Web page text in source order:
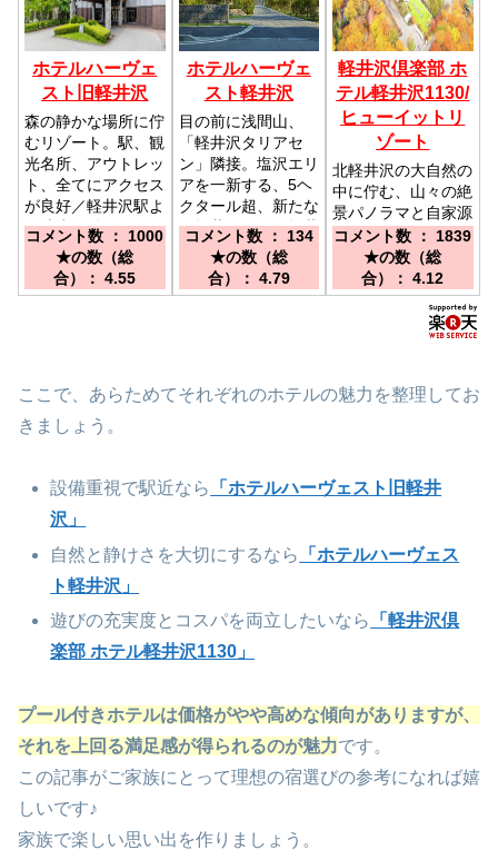
ホテルハーヴェ
スト旧軽井沢
森の静かな場所に佇
むリゾート。駅、観
光名所、アウトレッ
ト、全てにアクセス
が良好／軽井沢駅よ
り徒歩11分
コメント数 ： 1000
★の数（総
合）： 4.55
ホテルハーヴェ
スト軽井沢
目の前に浅間山、
「軽井沢タリアセ
ン」隣接。塩沢エリ
アを一新する、5ヘ
クタール超、新たな
る軽井沢へ。／軽井
沢駅よりお車にて約
１５分
コメント数 ： 134
★の数（総
合）： 4.79
軽井沢倶楽部 ホ
テル軽井沢1130/
ヒューイットリ
ゾート
北軽井沢の大自然の
中に佇む、山々の絶
景パノラマと自家源
泉を贅沢に満喫でき
るリゾートホテル。
／北陸新幹線「軽井
沢駅南口」からシャ
トルバス有 約40
分～50分(要予約) /
コメント数 ： 1839
★の数（総
合）： 4.12
ここで、あらためてそれぞれのホテルの魅力を整理してお
きましょう。
設備重視で駅近なら
「ホテルハーヴェスト旧軽井
沢」
自然と静けさを大切にするなら
「ホテルハーヴェス
ト軽井沢」
遊びの充実度とコスパを両立したいなら
「軽井沢倶
楽部 ホテル軽井沢1130」
プール付きホテルは価格がやや高めな傾向がありますが、
それを上回る満足感が得られるのが魅力です。
この記事がご家族にとって理想の宿選びの参考になれば嬉
しいです♪
家族で楽しい思い出を作りましょう。